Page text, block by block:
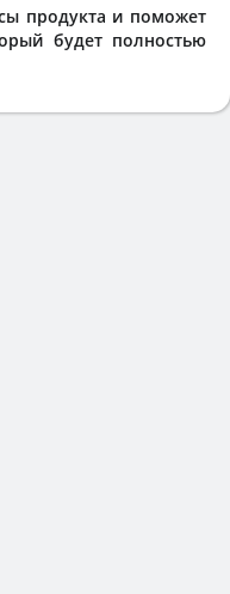
продукта и поможет
будет полностью